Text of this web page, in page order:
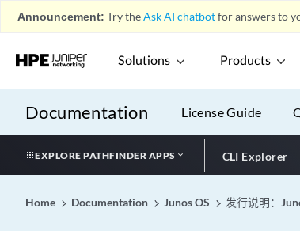
Announcement: Try theAsk AI chatbotfor answers to
Solutions Products
Documentation License Guide
EXPLORE PATHFINDER APPS CLI Explorer
Home Documentation Junos OS 发行说明：